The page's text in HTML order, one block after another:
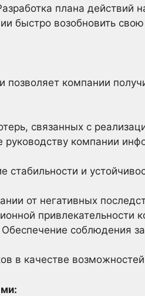
плана действий
быстро возобновить свою
компании
связанных с
руководству компании
стабильности и
от негативных
привлекательности
Обеспечение соблюдения
в качестве